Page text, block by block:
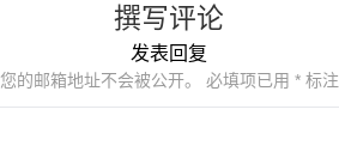
撰写评论
发表回复
您的邮箱地址不会被公开。 必填项已用 *标注